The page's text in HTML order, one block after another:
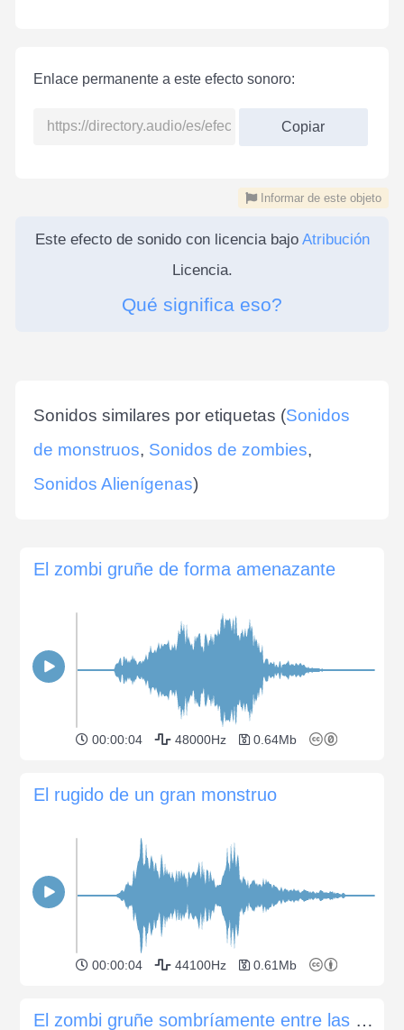
Enlace permanente a este efecto sonoro:
Copiar
Informar de este objeto
Este efecto de sonido con licencia bajo Atribución
Licencia.
Qué significa eso?
Sonidos similares por etiquetas (Sonidos
de monstruos, Sonidos de zombies,
Sonidos Alienígenas)
El zombi gruñe de forma amenazante
00:00:04 48000Hz 0.64Mb
El rugido de un gran monstruo
00:00:04 44100Hz 0.61Mb
El zombi gruñe sombríamente entre las sombras